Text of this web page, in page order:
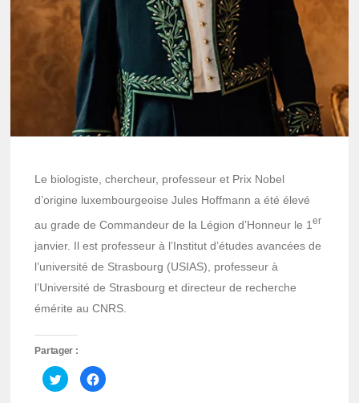
Le biologiste, chercheur, professeur et Prix Nobel
d’origine luxembourgeoise Jules Hoffmann a été élevé
au grade de Commandeur de la Légion d’Honneur le 1er
janvier. Il est professeur à l’Institut d’études avancées de
l’université de Strasbourg (USIAS), professeur à
l’Université de Strasbourg et directeur de recherche
émérite au CNRS.
Partager :
Cliquez
pour
partager
Cliquez
pour